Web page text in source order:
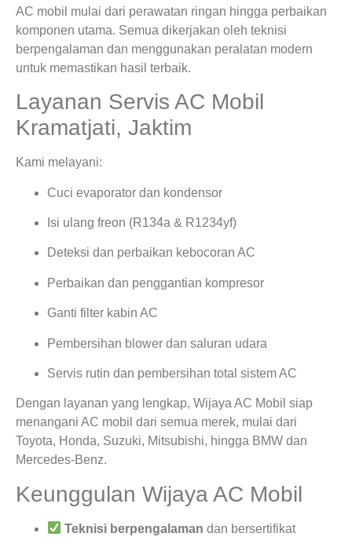
AC mobil mulai dari perawatan ringan hingga perbaikan
komponen utama. Semua dikerjakan oleh teknisi
berpengalaman dan menggunakan peralatan modern
untuk memastikan hasil terbaik.
Layanan Servis AC Mobil
Kramatjati, Jaktim
Kami melayani:
Cuci evaporator dan kondensor
Isi ulang freon (R134a & R1234yf)
Deteksi dan perbaikan kebocoran AC
Perbaikan dan penggantian kompresor
Ganti filter kabin AC
Pembersihan blower dan saluran udara
Servis rutin dan pembersihan total sistem AC
Dengan layanan yang lengkap, Wijaya AC Mobil siap
menangani AC mobil dari semua merek, mulai dari
Toyota, Honda, Suzuki, Mitsubishi, hingga BMW dan
Mercedes-Benz.
Keunggulan Wijaya AC Mobil
Teknisi berpengalaman dan bersertifikat